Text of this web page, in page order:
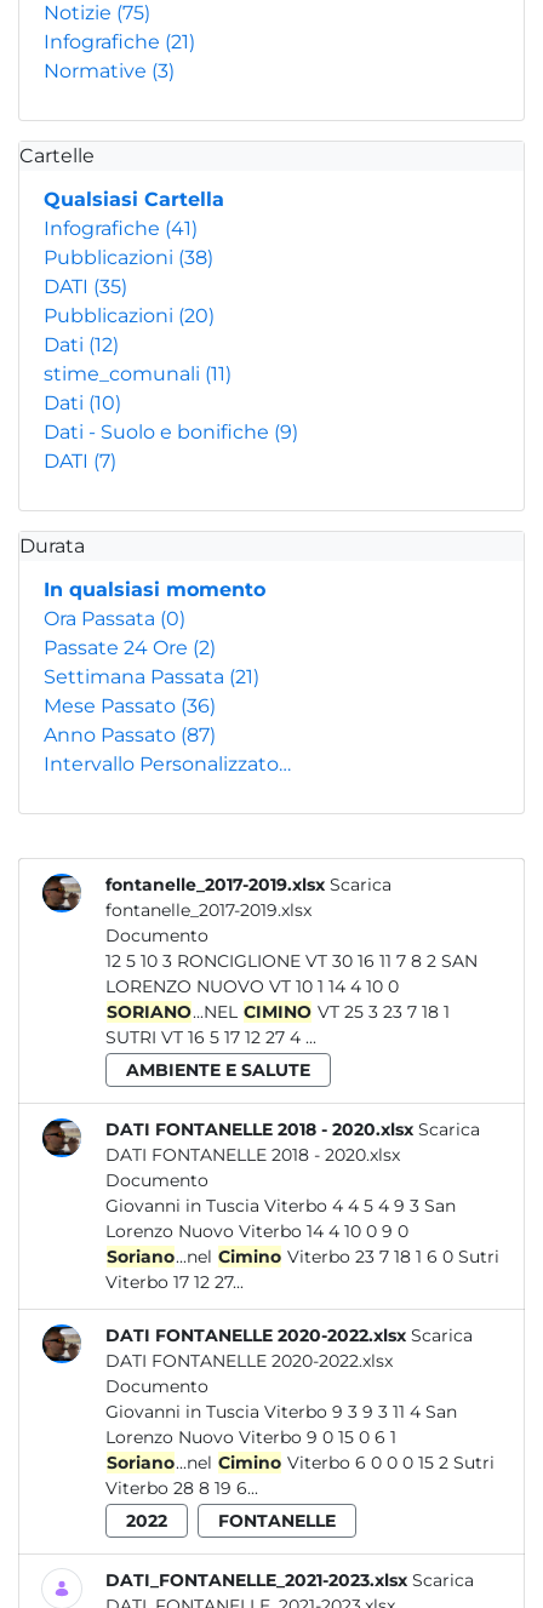
Notizie (75)
Infografiche (21)
Normative (3)
Cartelle
Qualsiasi Cartella
Infografiche (41)
Pubblicazioni (38)
DATI (35)
Pubblicazioni (20)
Dati (12)
stime_comunali (11)
Dati (10)
Dati - Suolo e bonifiche (9)
DATI (7)
Durata
In qualsiasi momento
Ora Passata (0)
Passate 24 Ore (2)
Settimana Passata (21)
Mese Passato (36)
Anno Passato (87)
Intervallo Personalizzato…
fontanelle_2017-2019.xlsx Scarica
fontanelle_2017-2019.xlsx
Documento
12 5 10 3 RONCIGLIONE VT 30 16 11 7 8 2 SAN
LORENZO NUOVO VT 10 1 14 4 10 0
SORIANO...NEL CIMINO VT 25 3 23 7 18 1
SUTRI VT 16 5 17 12 27 4 ...
AMBIENTE E SALUTE
DATI FONTANELLE 2018 - 2020.xlsx Scarica
DATI FONTANELLE 2018 - 2020.xlsx
Documento
Giovanni in Tuscia Viterbo 4 4 5 4 9 3 San
Lorenzo Nuovo Viterbo 14 4 10 0 9 0
Soriano...nel Cimino Viterbo 23 7 18 1 6 0 Sutri
Viterbo 17 12 27...
DATI FONTANELLE 2020-2022.xlsx Scarica
DATI FONTANELLE 2020-2022.xlsx
Documento
Giovanni in Tuscia Viterbo 9 3 9 3 11 4 San
Lorenzo Nuovo Viterbo 9 0 15 0 6 1
Soriano...nel Cimino Viterbo 6 0 0 0 15 2 Sutri
Viterbo 28 8 19 6...
2022
FONTANELLE
DATI_FONTANELLE_2021-2023.xlsx Scarica